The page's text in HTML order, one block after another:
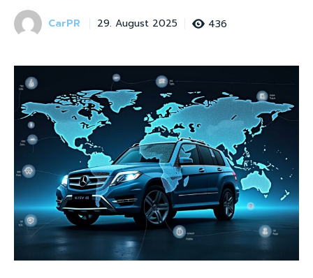
CarPR 29. August 2025 436